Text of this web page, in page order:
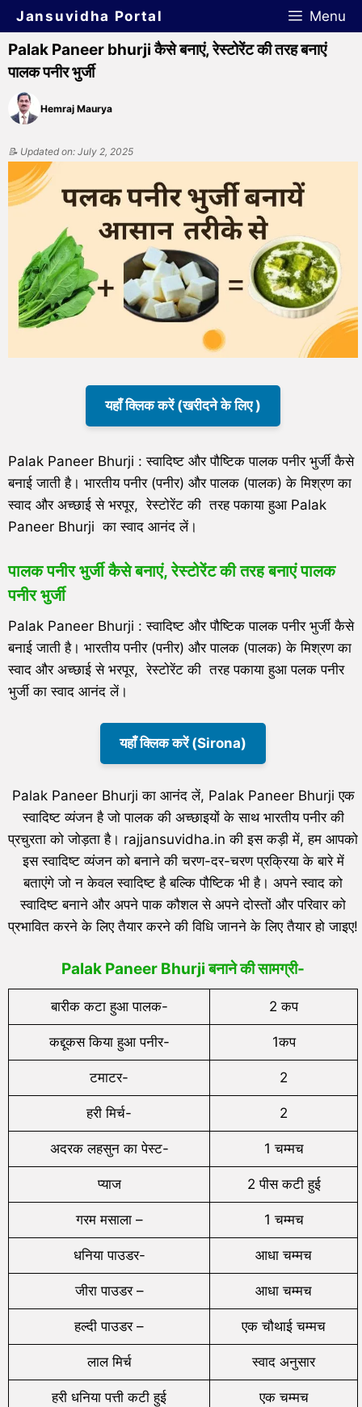
Jansuvidha Portal Menu
Palak Paneer bhurji कैसे बनाएं, रेस्टोरेंट की तरह बनाएं
पालक पनीर भुर्जी
Hemraj Maurya
📝 Updated on: July 2, 2025
यहाँ क्लिक करें (खरीदने के लिए )
Palak Paneer Bhurji : स्वादिष्ट और पौष्टिक पालक पनीर भुर्जी कैसे
बनाई जाती है। भारतीय पनीर (पनीर) और पालक (पालक) के मिश्रण का
स्वाद और अच्छाई से भरपूर, रेस्टोरेंट की तरह पकाया हुआ Palak
Paneer Bhurji का स्वाद आनंद लें।
पालक पनीर भुर्जी कैसे बनाएं, रेस्टोरेंट की तरह बनाएं पालक
पनीर भुर्जी
Palak Paneer Bhurji : स्वादिष्ट और पौष्टिक पालक पनीर भुर्जी कैसे
बनाई जाती है। भारतीय पनीर (पनीर) और पालक (पालक) के मिश्रण का
स्वाद और अच्छाई से भरपूर, रेस्टोरेंट की तरह पकाया हुआ पलक पनीर
भुर्जी का स्वाद आनंद लें।
यहाँ क्लिक करें (Sirona)
Palak Paneer Bhurji का आनंद लें, Palak Paneer Bhurji एक
स्वादिष्ट व्यंजन है जो पालक की अच्छाइयों के साथ भारतीय पनीर की
प्रचुरता को जोड़ता है। rajjansuvidha.in की इस कड़ी में, हम आपको
इस स्वादिष्ट व्यंजन को बनाने की चरण-दर-चरण प्रक्रिया के बारे में
बताएंगे जो न केवल स्वादिष्ट है बल्कि पौष्टिक भी है। अपने स्वाद को
स्वादिष्ट बनाने और अपने पाक कौशल से अपने दोस्तों और परिवार को
प्रभावित करने के लिए तैयार करने की विधि जानने के लिए तैयार हो जाइए!
Palak Paneer Bhurji बनाने की सामग्री-
बारीक कटा हुआ पालक- 2 कप
कद्दूकस किया हुआ पनीर- 1कप
टमाटर- 2
हरी मिर्च- 2
अदरक लहसुन का पेस्ट- 1 चम्मच
प्याज 2 पीस कटी हुई
गरम मसाला – 1 चम्मच
धनिया पाउडर- आधा चम्मच
जीरा पाउडर – आधा चम्मच
हल्दी पाउडर – एक चौथाई चम्मच
लाल मिर्च स्वाद अनुसार
हरी धनिया पत्ती कटी हुई एक चम्मच